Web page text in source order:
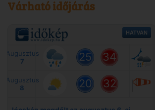
Várható időjárás